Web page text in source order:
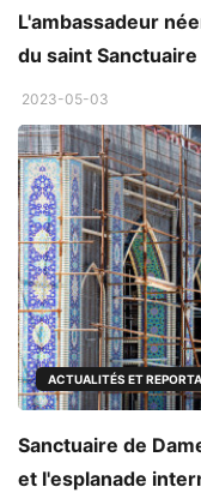
L'ambassadeur
du saint
2023-05-03
ACTUALITÉS ET
Sanctuaire de
et l'esplanade